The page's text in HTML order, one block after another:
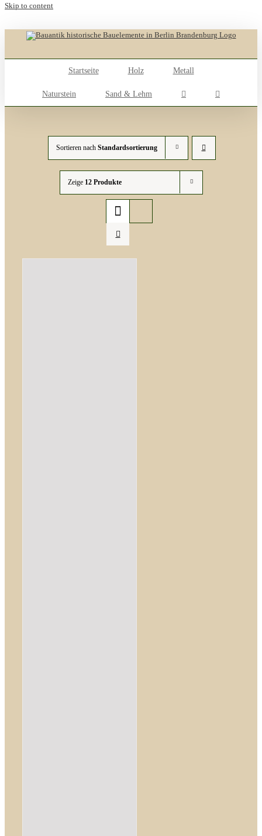
Skip to content
Startseite Holz Metall
Naturstein Sand & Lehm
Sortieren nach Standardsortierung
Zeige 12 Produkte